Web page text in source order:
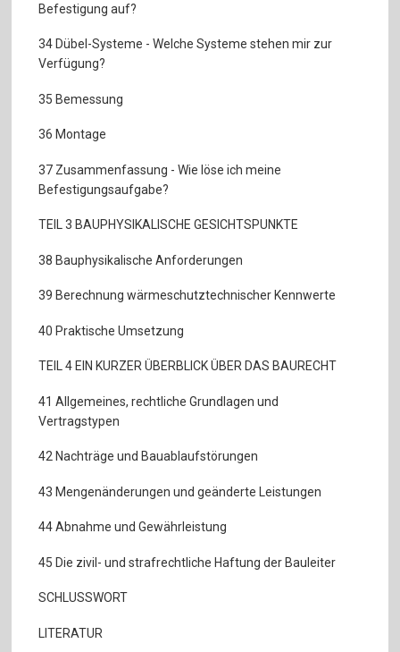
Befestigung auf?
34 Dübel-Systeme - Welche Systeme stehen mir zur
Verfügung?
35 Bemessung
36 Montage
37 Zusammenfassung - Wie löse ich meine
Befestigungsaufgabe?
TEIL 3 BAUPHYSIKALISCHE GESICHTSPUNKTE
38 Bauphysikalische Anforderungen
39 Berechnung wärmeschutztechnischer Kennwerte
40 Praktische Umsetzung
TEIL 4 EIN KURZER ÜBERBLICK ÜBER DAS BAURECHT
41 Allgemeines, rechtliche Grundlagen und
Vertragstypen
42 Nachträge und Bauablaufstörungen
43 Mengenänderungen und geänderte Leistungen
44 Abnahme und Gewährleistung
45 Die zivil- und strafrechtliche Haftung der Bauleiter
SCHLUSSWORT
LITERATUR